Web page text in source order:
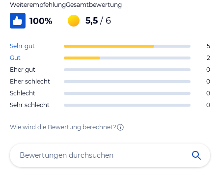
Weiterempfehlung
100%
Gesamtbewertung
5,5 / 6
Sehr gut
5
Gut
2
Eher gut
0
Eher schlecht
0
Schlecht
0
Sehr schlecht
0
Wie wird die Bewertung berechnet?